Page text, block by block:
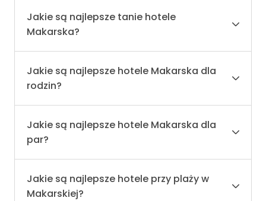
Jakie są najlepsze tanie hotele
Makarska?
Jakie są najlepsze hotele Makarska dla
rodzin?
Jakie są najlepsze hotele Makarska dla
par?
Jakie są najlepsze hotele przy plaży w
Makarskiej?